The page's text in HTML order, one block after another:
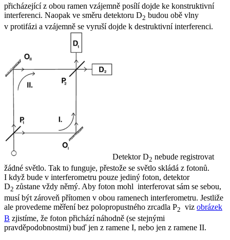
přicházející z obou ramen vzájemně posílí dojde ke konstruktivní
interferenci. Naopak ve směru detektoru D2 budou obě vlny
v protifázi a vzájemně se vyruší dojde k destruktivní interferenci.
Detektor D2 nebude registrovat
žádné světlo. Tak to funguje, přestože se světlo skládá z fotonů.
I když bude v interferometru pouze jediný foton, detektor
D2 zůstane vždy němý. Aby foton mohl interferovat sám se sebou,
musí být zároveň přítomen v obou ramenech interferometru. Jestliže
ale provedeme měření bez polopropustného zrcadla P2 viz obrázek
B zjistíme, že foton přichází náhodně (se stejnými
pravděpodobnostmi) buď jen z ramene I, nebo jen z ramene II.